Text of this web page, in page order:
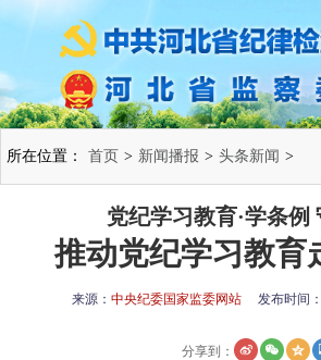
所在位置： 首页 > 新闻播报 > 头条新闻 >
党纪学习教育·学条例
推动党纪学习教育
来源： 中央纪委国家监委网站 发布时间：
分享到：